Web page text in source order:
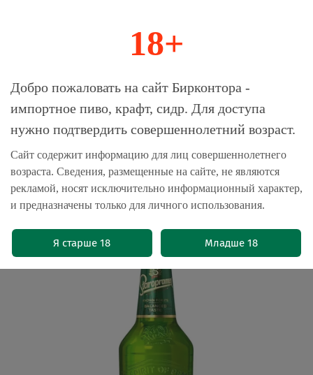
Магазин-Склад импортного пива, крафта и
Главная Пиво импортное
Пиво Старопрамен Премиум /
Staropramen Premium 0.5 - стекло
18+
Добро пожаловать на сайт Бирконтора -
импортное пиво, крафт, сидр. Для доступа
нужно подтвердить совершеннолетний возраст.
Сайт содержит информацию для лиц совершеннолетнего
возраста. Сведения, размещенные на сайте, не являются
рекламой, носят исключительно информационный характер,
и предназначены только для личного использования.
Я старше 18 Младше 18